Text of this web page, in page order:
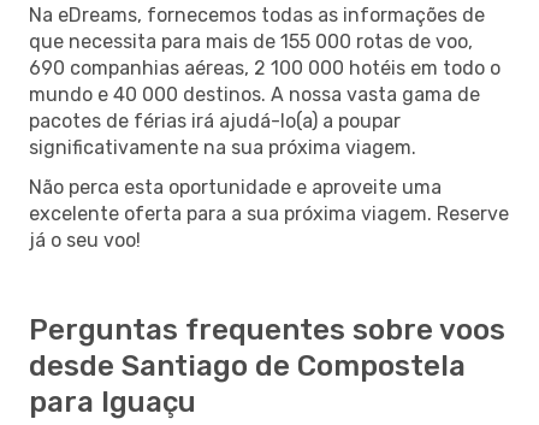
Na eDreams, fornecemos todas as informações de
que necessita para mais de 155 000 rotas de voo,
690 companhias aéreas, 2 100 000 hotéis em todo o
mundo e 40 000 destinos. A nossa vasta gama de
pacotes de férias irá ajudá-lo(a) a poupar
significativamente na sua próxima viagem.
Não perca esta oportunidade e aproveite uma
excelente oferta para a sua próxima viagem. Reserve
já o seu voo!
Perguntas frequentes sobre voos
desde Santiago de Compostela
para Iguaçu